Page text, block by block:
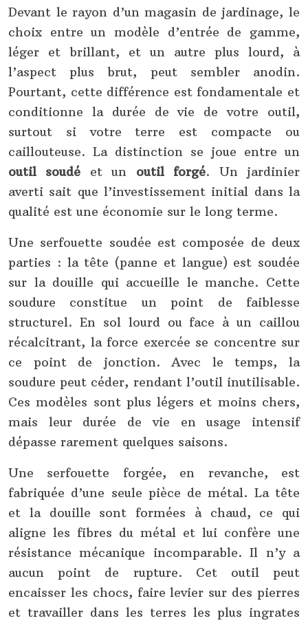
Devant le rayon d’un magasin de jardinage, le
choix entre un modèle d’entrée de gamme,
léger et brillant, et un autre plus lourd, à
l’aspect plus brut, peut sembler anodin.
Pourtant, cette différence est fondamentale et
conditionne la durée de vie de votre outil,
surtout si votre terre est compacte ou
caillouteuse. La distinction se joue entre un
outil soudé et un outil forgé. Un jardinier
averti sait que l’investissement initial dans la
qualité est une économie sur le long terme.
Une serfouette soudée est composée de deux
parties : la tête (panne et langue) est soudée
sur la douille qui accueille le manche. Cette
soudure constitue un point de faiblesse
structurel. En sol lourd ou face à un caillou
récalcitrant, la force exercée se concentre sur
ce point de jonction. Avec le temps, la
soudure peut céder, rendant l’outil inutilisable.
Ces modèles sont plus légers et moins chers,
mais leur durée de vie en usage intensif
dépasse rarement quelques saisons.
Une serfouette forgée, en revanche, est
fabriquée d’une seule pièce de métal. La tête
et la douille sont formées à chaud, ce qui
aligne les fibres du métal et lui confère une
résistance mécanique incomparable. Il n’y a
aucun point de rupture. Cet outil peut
encaisser les chocs, faire levier sur des pierres
et travailler dans les terres les plus ingrates